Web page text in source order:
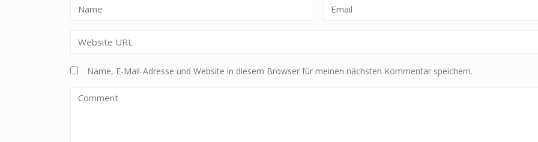
Name, E-Mail-Adresse und Website in diesem Browser für meinen nächsten Kommentar speichern.